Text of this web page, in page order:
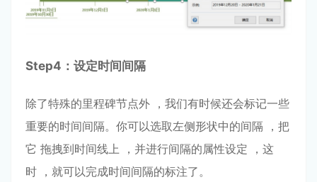
Step4：设定时间间隔
除了特殊的⾥程碑节点外 ，我们有时候还会标记⼀些
重要的时间间隔。你可以选取左侧形状中的间隔 ，把
它 拖拽到时间线上 ，并进⾏间隔的属性设定 ，这
时 ，就可以完成时间间隔的标注了。